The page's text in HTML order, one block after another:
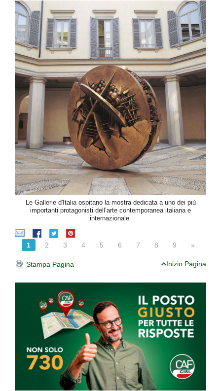
Le Gallerie d'Italia ospitano la mostra dedicata a uno dei più
importanti protagonisti dell’arte contemporanea italiana e
internazionale
1 2 3 4 5 6 7 8 9 »
Stampa Pagina Inizio Pagina